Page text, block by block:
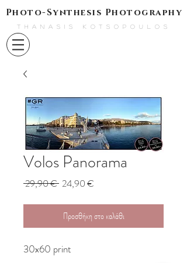
Photo-Synthesis Photography
THANASIS KOTSOPOULOS
Volos Panorama
29,90 € Κανονική
24,90 €
Προσθήκη στο καλάθι
30x60 print